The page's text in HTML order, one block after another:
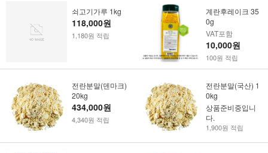
쇠고기가루 1kg
118,000원
1,180원 적립
계란후레이크 35
0g
VAT포함
10,000원
100원 적립
전란분말(덴마크)
20kg
434,000원
4,340원 적립
전란분말(국산) 1
0kg
상품준비중입니
다.
1,900원 적립